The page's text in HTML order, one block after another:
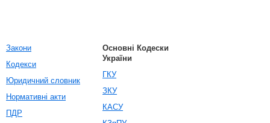
Закони
Кодекси
Юридичний словник
Нормативні акти
ПДР
Основні Кодески
України
ГКУ
ЗКУ
КАСУ